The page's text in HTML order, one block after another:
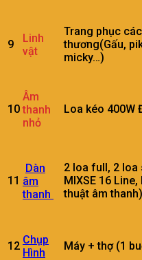
9
Linh
vật
Trang phục
thương(Gấu,
micky…)
10
Âm
thanh
nhỏ
Loa kéo 400W
11
Dàn
âm
thanh
2 loa full, 2 loa
MIXSE 16
thuật âm thanh)
12
Chụp
Hình
Máy + thợ (1